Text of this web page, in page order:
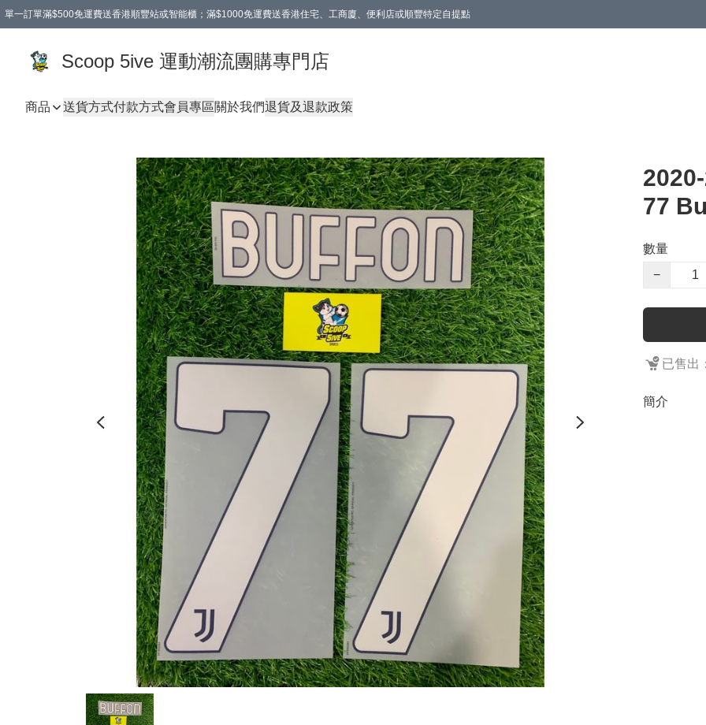
單一訂單滿$500免運費送香港順豐站或智能櫃；滿$1000免運費送香港住宅、工商廈、便利店或順豐特定自提點
Scoop 5ive 運動潮流團購專門店
商品 送貨方式付款方式會員專區關於我們退貨及退款政策
77
數量
−
已售出
簡介